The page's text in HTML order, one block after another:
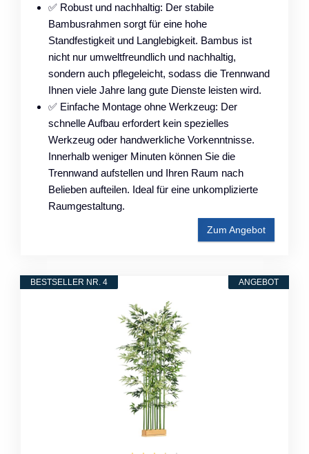
✅ Robust und nachhaltig: Der stabile
Bambusrahmen sorgt für eine hohe
Standfestigkeit und Langlebigkeit. Bambus ist
nicht nur umweltfreundlich und nachhaltig,
sondern auch pflegeleicht, sodass die Trennwand
Ihnen viele Jahre lang gute Dienste leisten wird.
✅ Einfache Montage ohne Werkzeug: Der
schnelle Aufbau erfordert kein spezielles
Werkzeug oder handwerkliche Vorkenntnisse.
Innerhalb weniger Minuten können Sie die
Trennwand aufstellen und Ihren Raum nach
Belieben aufteilen. Ideal für eine unkomplizierte
Raumgestaltung.
Zum Angebot
ANGEBOT
BESTSELLER NR. 4